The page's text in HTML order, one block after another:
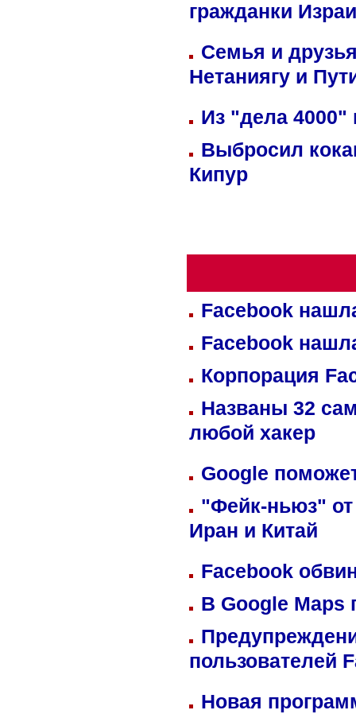
гражданки
Семья и
Нетаниягу и
Из "дела 4000"
Выбросил
Кипур
Facebook
Facebook
Корпорация
Названы 32
любой хакер
Google
"Фейк-ньюз" от
Иран и Китай
Facebook
В Google Maps
пользователей
Новая